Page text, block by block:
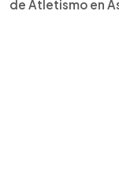
de Atletismo en